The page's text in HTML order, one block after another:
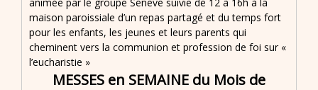
maison paroissiale d’un repas partagé et du temps fort
pour les enfants, les jeunes et leurs parents qui
cheminent vers la communion et profession de foi sur «
l’eucharistie »
MESSES en SEMAINE du Mois de